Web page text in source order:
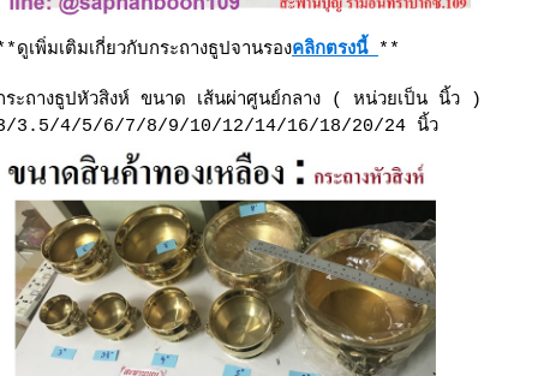
ดูเพิ่มเติมเกี่ยวกับกระถางธูปจานรองคลิกตรงนี้ **
ระถางธูปหัวสิงห์ ขนาด เส้นผ่าศูนย์กลาง
( หน่วยเป็น นิ้ว )
3.5/4/5/6/7/8/9/10/12/14/16/18/20/24 นิ้ว